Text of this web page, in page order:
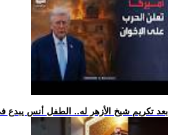
.. بعد تكريم شيخ الأزهر له.. الطفل أنس يبدع